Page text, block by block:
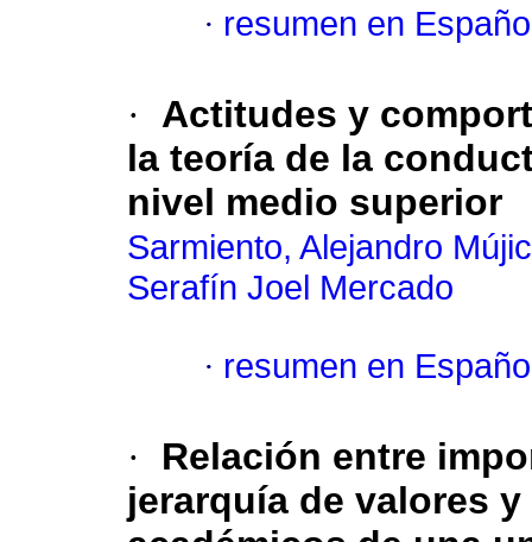
· resumen en
·
Actitudes y
la teoría de la
nivel medio superior
Sarmiento, Alejandro
Serafín Joel Mercado
· resumen en
·
Relación entre
jerarquía de valores